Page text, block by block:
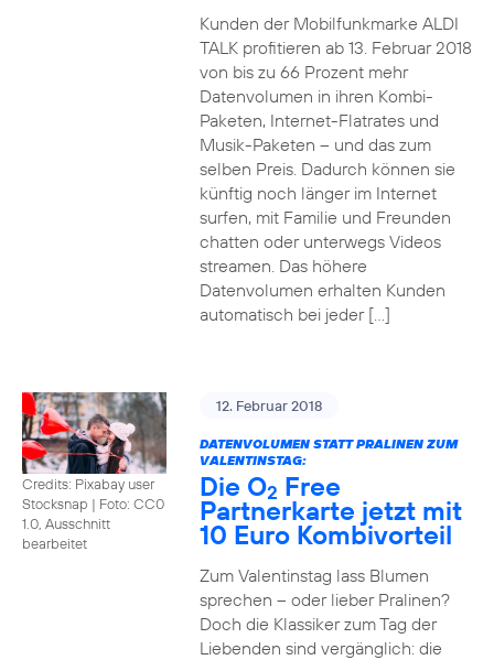
Kunden der Mobilfunkmarke ALDI
TALK profitieren ab 13. Februar 2018
von bis zu 66 Prozent mehr
Datenvolumen in ihren Kombi-
Paketen, Internet-Flatrates und
Musik-Paketen – und das zum
selben Preis. Dadurch können sie
künftig noch länger im Internet
surfen, mit Familie und Freunden
chatten oder unterwegs Videos
streamen. Das höhere
Datenvolumen erhalten Kunden
automatisch bei jeder […]
Credits: Pixabay user
Stocksnap | Foto: CC0
1.0, Ausschnitt
bearbeitet
12. Februar 2018
DATENVOLUMEN STATT PRALINEN ZUM
VALENTINSTAG:
Die O2 Free
Partnerkarte jetzt mit
10 Euro Kombivorteil
Zum Valentinstag lass Blumen
sprechen – oder lieber Pralinen?
Doch die Klassiker zum Tag der
Liebenden sind vergänglich: die